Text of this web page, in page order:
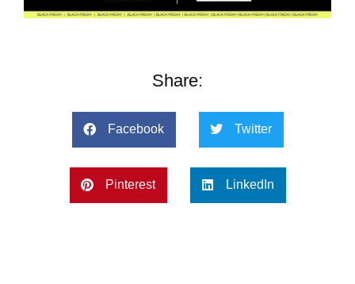
Share:
Facebook Twitter
Pinterest LinkedIn